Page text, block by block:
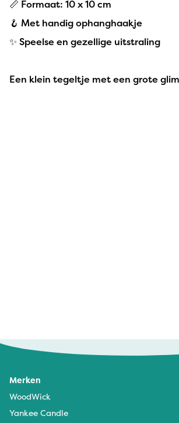
📏 Formaat: 10 x 10 cm
🪝 Met handig ophanghaakje
✨ Speelse en gezellige uitstraling
Een klein tegeltje met een grote
Merken
WoodWick
Yankee Candle